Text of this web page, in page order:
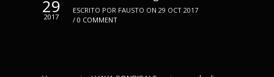
29
2017
ESCRITO POR FAUSTO ON 29 OCT 2017
/ 0 COMMENT